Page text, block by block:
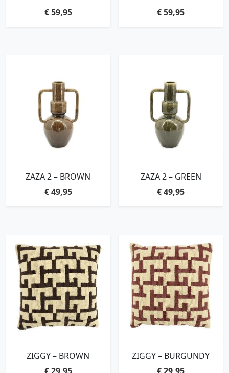
€59,95
€59,95
ZAZA 2 – BROWN
€49,95
ZAZA 2 – GREEN
€49,95
ZIGGY – BROWN
ZIGGY – BURGUNDY